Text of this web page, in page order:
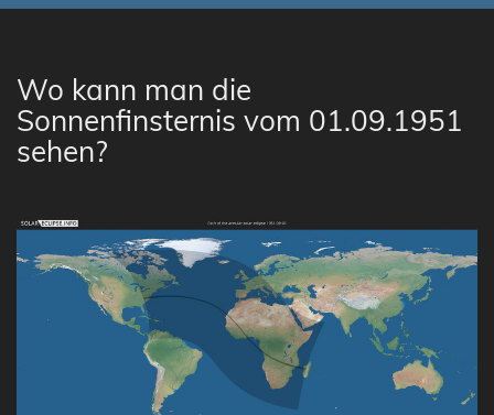
Wo kann man die
Sonnenfinsternis vom 01.09.1951
sehen?